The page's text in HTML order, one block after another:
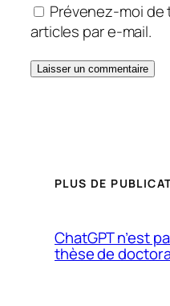
Prévenez-moi
articles par e-mail.
PLUS DE
ChatGPT n’est
thèse de